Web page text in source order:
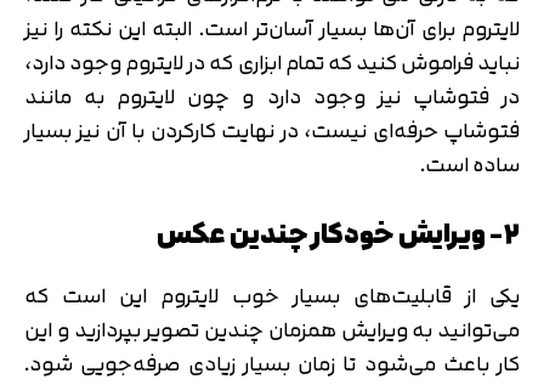
لایتروم برای آن‌ها بسیار آسان‌تر است. البته این نکته را نیز
نباید فراموش کنید که تمام ابزاری که در لایتروم وجود دارد،
در فتوشاپ نیز وجود دارد و چون لایتروم به مانند
فتوشاپ حرفه‌ای نیست، در نهایت کارکردن با آن نیز بسیار
ساده است.
۲- ویرایش خودکار چندین عکس
یکی از قابلیت‌های بسیار خوب لایتروم این است که
می‌توانید به ویرایش همزمان چندین تصویر بپردازید و این
کار باعث می‌شود تا زمان بسیار زیادی صرفه‌جویی شود.
تایید کد
کد ارسال شده را وارد کنید
تایید کد